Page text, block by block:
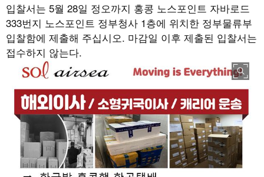
입찰서는 5월 28일 정오까지 홍콩 노스포인트 자바로드
333번지 노스포인트 정부청사 1층에 위치한 정부물류부
입찰함에 제출해 주십시오. 마감일 이후 제출된 입찰서는
접수하지 않는다.